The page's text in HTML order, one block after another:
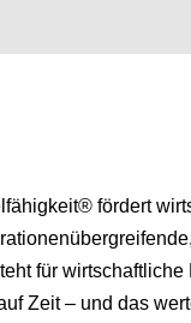
fördert
für
Zeit – und das